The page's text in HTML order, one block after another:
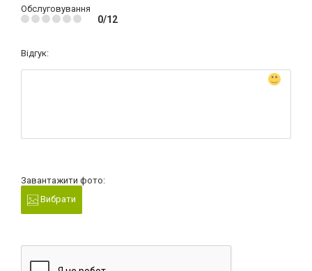
Обслуговування
0/12
Відгук:
Завантажити фото:
Вибрати